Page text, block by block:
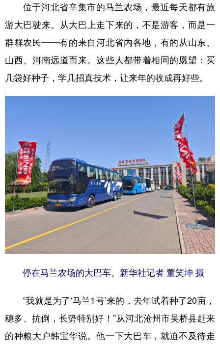
访谈 视频 图片 政务
法律 中央文件 金融 汽车
食品 人居 信息化 数字经济
上市公司
文化产业
地方频道
北京 天津 河北 山西
江苏
江西
山东 河南 湖北 湖南
四川 贵州 云南 西藏
陕西 甘肃 青海 宁夏
位于河北省辛集市的马兰农场，最近每天都有旅
游大巴驶来。从大巴上走下来的，不是游客，而是一
群群农民——有的来自河北省内各地，有的从山东、
山西、河南远道而来。这些人都带着相同的愿望：买
几袋好种子，学几招真技术，让来年的收成再好些。
停在马兰农场的大巴车。新华社记者 董笑坤 摄
“我就是为了‘马兰1号’来的，去年试着种了20亩，
穗多、抗倒，长势特别好！”从河北沧州市吴桥县赶来
的种粮大户韩宝华说。他一下大巴车，就迫不及待走